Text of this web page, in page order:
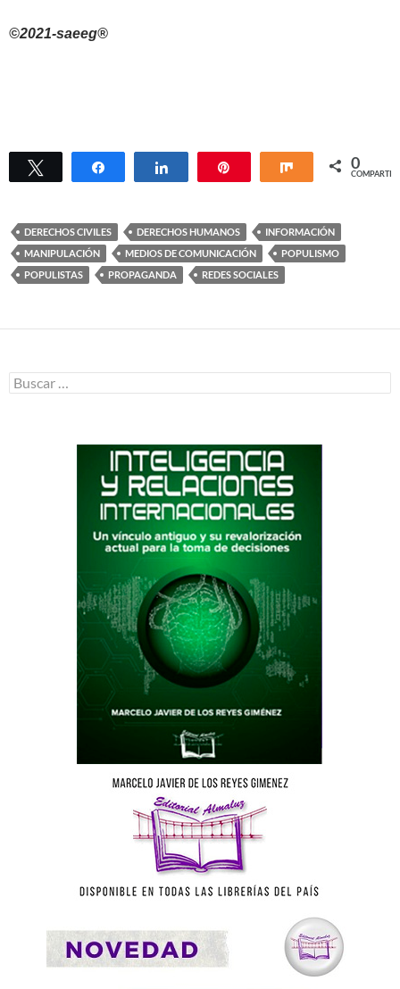
©2021-saeeg®
Twittear Compartir Compartir Compartir
0
COMPARTIR
DERECHOS CIVILES DERECHOS HUMANOS
INFORMACIÓN
MANIPULACIÓN
MEDIOS DE COMUNICACIÓN
POPULISMO
POPULISTAS
PROPAGANDA REDES SOCIALES
Buscar: